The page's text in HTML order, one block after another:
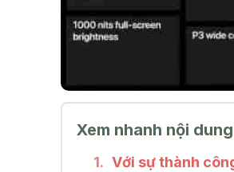
Xem nhanh nội
Với sự thành